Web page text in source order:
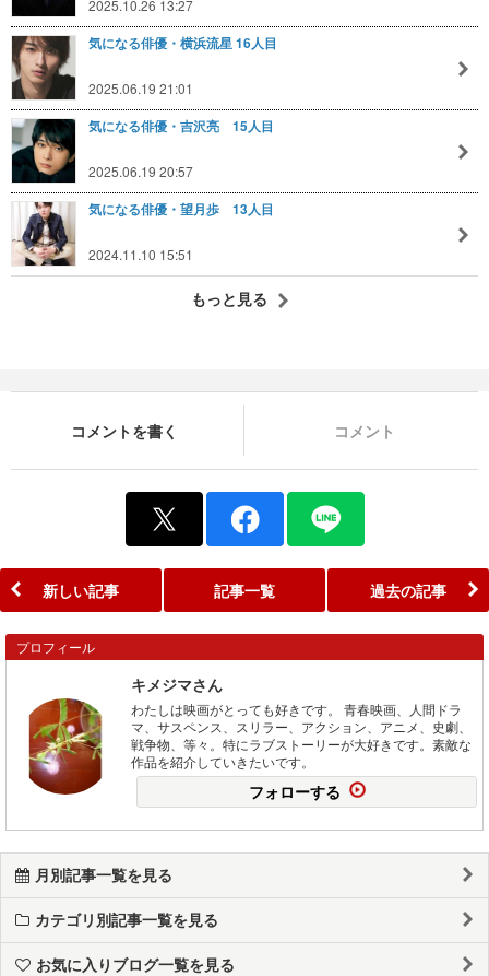
2025.10.26 13:27
気になる俳優・横浜流星 16人目
2025.06.19 21:01
気になる俳優・吉沢亮 15人目
2025.06.19 20:57
気になる俳優・望月歩 13人目
2024.11.10 15:51
もっと見る
コメントを書く コメント
新しい記事 記事一覧 過去の記事
プロフィール
キメジマさん
わたしは映画がとっても好きです。 青春映画、人間ドラ
マ、サスペンス、スリラー、アクション、アニメ、史劇、
戦争物、等々。特にラブストーリーが大好きです。素敵な
作品を紹介していきたいです。
フォローする
月別記事一覧を見る
カテゴリ別記事一覧を見る
お気に入りブログ一覧を見る